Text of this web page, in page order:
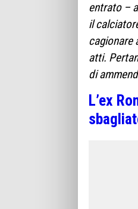
entrato –
il
cagionare
atti.
di
L’ex